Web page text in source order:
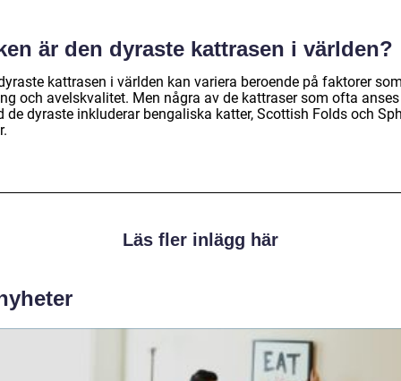
är den dyraste kattrasen i världen?
kattrasen i världen kan variera beroende på faktorer
och avelskvalitet. Men några av de kattraser som ofta
de dyraste inkluderar bengaliska katter, Scottish Folds och
Läs fler inlägg här